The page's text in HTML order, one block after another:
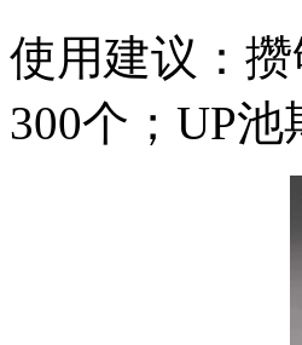
使用建议：
300个；UP